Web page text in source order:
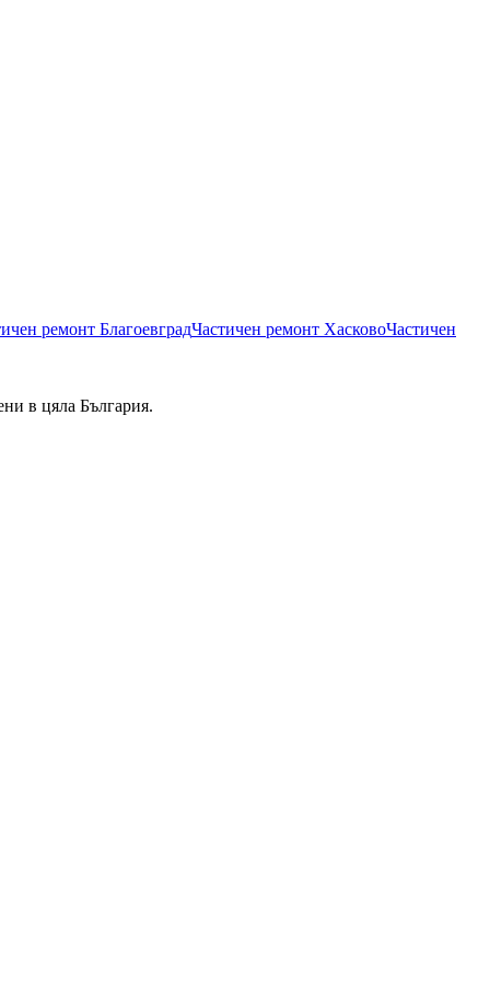
ремонт БлагоевградЧастичен ремонт ХасковоЧастичен
в цяла България.